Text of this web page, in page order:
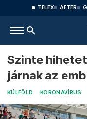
TELEX AFTER
Szinte
járnak az
KÜLFÖLD KORONAVÍRUS